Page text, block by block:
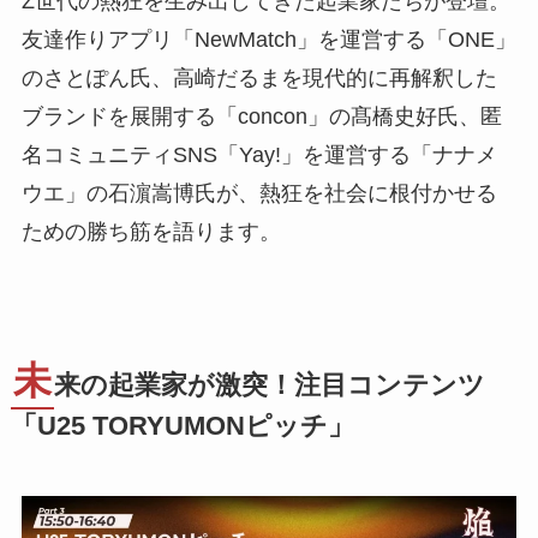
友達作りアプリ「NewMatch」を運営する「ONE」
のさとぽん氏、高崎だるまを現代的に再解釈した
ブランドを展開する「concon」の髙橋史好氏、匿
名コミュニティSNS「Yay!」を運営する「ナナメ
ウエ」の石濵嵩博氏が、熱狂を社会に根付かせる
ための勝ち筋を語ります。
未来の起業家が激突！注目コンテンツ
「U25 TORYUMONピッチ」